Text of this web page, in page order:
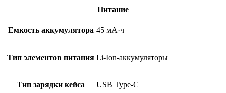
Питание
Емкость аккумулятора 45 мА·ч
Тип элементов питания Li-Ion-аккумуляторы
Тип зарядки кейса USB Type-C